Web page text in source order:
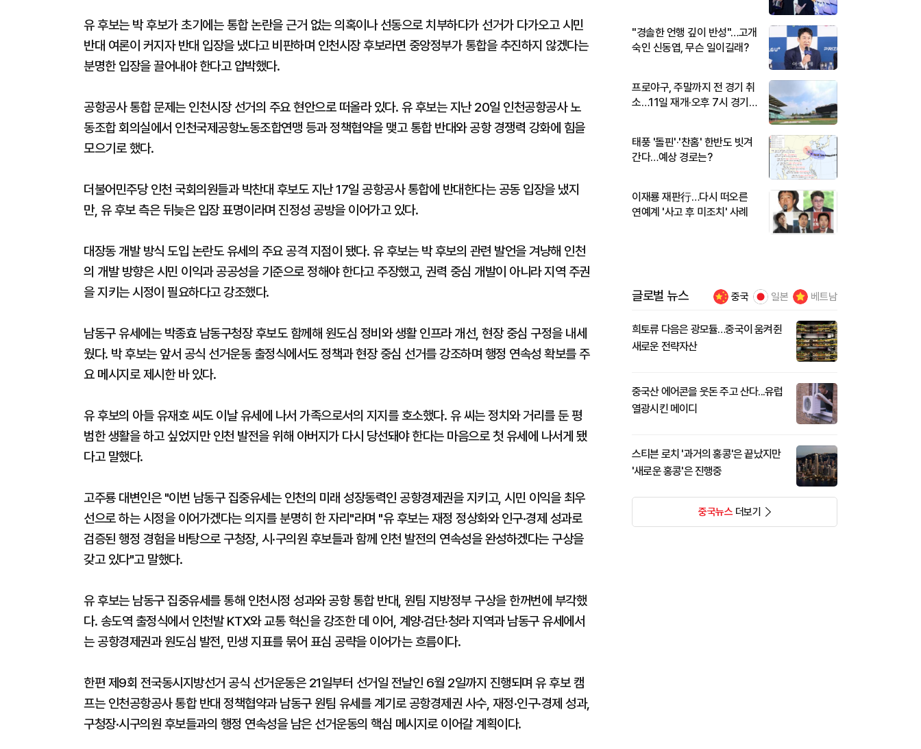
유 후보는 박 후보가 초기에는 통합 논란을 근거 없는 의혹이나 선동으로 치부하다가 선거가 다가오고 시민
반대 여론이 커지자 반대 입장을 냈다고 비판하며 인천시장 후보라면 중앙정부가 통합을 추진하지 않겠다는
분명한 입장을 끌어내야 한다고 압박했다.
공항공사 통합 문제는 인천시장 선거의 주요 현안으로 떠올라 있다. 유 후보는 지난 20일 인천공항공사 노
동조합 회의실에서 인천국제공항노동조합연맹 등과 정책협약을 맺고 통합 반대와 공항 경쟁력 강화에 힘을
모으기로 했다.
더불어민주당 인천 국회의원들과 박찬대 후보도 지난 17일 공항공사 통합에 반대한다는 공동 입장을 냈지
만, 유 후보 측은 뒤늦은 입장 표명이라며 진정성 공방을 이어가고 있다.
대장동 개발 방식 도입 논란도 유세의 주요 공격 지점이 됐다. 유 후보는 박 후보의 관련 발언을 겨냥해 인천
의 개발 방향은 시민 이익과 공공성을 기준으로 정해야 한다고 주장했고, 권력 중심 개발이 아니라 지역 주권
을 지키는 시정이 필요하다고 강조했다.
남동구 유세에는 박종효 남동구청장 후보도 함께해 원도심 정비와 생활 인프라 개선, 현장 중심 구정을 내세
웠다. 박 후보는 앞서 공식 선거운동 출정식에서도 정책과 현장 중심 선거를 강조하며 행정 연속성 확보를 주
요 메시지로 제시한 바 있다.
유 후보의 아들 유재호 씨도 이날 유세에 나서 가족으로서의 지지를 호소했다. 유 씨는 정치와 거리를 둔 평
범한 생활을 하고 싶었지만 인천 발전을 위해 아버지가 다시 당선돼야 한다는 마음으로 첫 유세에 나서게 됐
다고 말했다.
고주룡 대변인은 "이번 남동구 집중유세는 인천의 미래 성장동력인 공항경제권을 지키고, 시민 이익을 최우
선으로 하는 시정을 이어가겠다는 의지를 분명히 한 자리"라며 "유 후보는 재정 정상화와 인구·경제 성과로
검증된 행정 경험을 바탕으로 구청장, 시·구의원 후보들과 함께 인천 발전의 연속성을 완성하겠다는 구상을
갖고 있다"고 말했다.
유 후보는 남동구 집중유세를 통해 인천시정 성과와 공항 통합 반대, 원팀 지방정부 구상을 한꺼번에 부각했
다. 송도역 출정식에서 인천발 KTX와 교통 혁신을 강조한 데 이어, 계양·검단·청라 지역과 남동구 유세에서
는 공항경제권과 원도심 발전, 민생 지표를 묶어 표심 공략을 이어가는 흐름이다.
한편 제9회 전국동시지방선거 공식 선거운동은 21일부터 선거일 전날인 6월 2일까지 진행되며 유 후보 캠
프는 인천공항공사 통합 반대 정책협약과 남동구 원팀 유세를 계기로 공항경제권 사수, 재정·인구·경제 성과,
구청장·시구의원 후보들과의 행정 연속성을 남은 선거운동의 핵심 메시지로 이어갈 계획이다.
"경솔한 언행 깊이 반성"…고개
숙인 신동엽, 무슨 일이길래?
프로야구, 주말까지 전 경기 취
소…11일 재개·오후 7시 경기
태풍 '돌핀'·'찬홈' 한반도 빗겨
간다…예상 경로는?
이재룡 재판行…다시 떠오른
연예계 '사고 후 미조치' 사례
글로벌 뉴스 중국 일본 베트남
희토류 다음은 광모듈…중국이 움켜쥔
새로운 전략자산
중국산 에어콘을 웃돈 주고 산다...유럽
열광시킨 메이디
스티븐 로치 '과거의 홍콩'은 끝났지만
'새로운 홍콩'은 진행중
중국뉴스더보기